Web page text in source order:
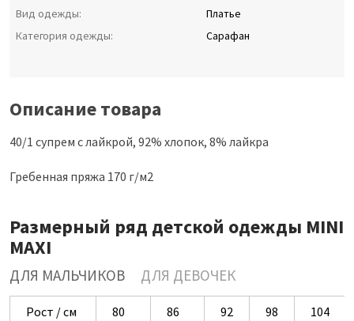
Вид одежды:
Платье
Категория одежды:
Сарафан
Описание товара
40/1 супрем с лайкрой, 92% хлопок, 8% лайкра
Гребенная пряжа 170 г/м2
Размерный ряд детской одежды MINI
MAXI
ДЛЯ МАЛЬЧИКОВ ДЛЯ ДЕВОЧЕК
Рост / см 80 86 92 98
104